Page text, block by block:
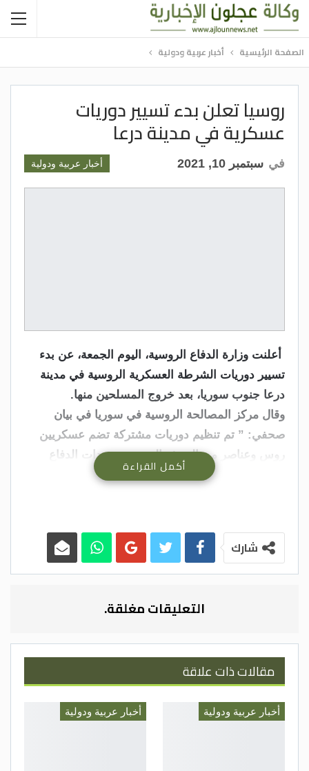
الصفحة الرئيسية أخبار عربية ودولية
روسيا تعلن بدء تسيير دوريات
عسكرية في مدينة درعا
أخبار عربية ودولية في سبتمبر 10, 2021
أعلنت وزارة الدفاع الروسية، اليوم الجمعة، عن بدء
تسيير دوريات الشرطة العسكرية الروسية في مدينة
درعا جنوب سوريا، بعد خروج المسلحين منها.
وقال مركز المصالحة الروسية في سوريا في بيان
صحفي: ” تم تنظيم دوريات مشتركة تضم عسكريين
روس وعناصر من الجيش السوري ووحدات الدفاع
الذاتي المحلية، للحفاظ على الأمن والنظام في
أكمل القراءة
شارك
التعليقات مغلقة.
مقالات ذات علاقة
أخبار عربية ودولية أخبار عربية ودولية